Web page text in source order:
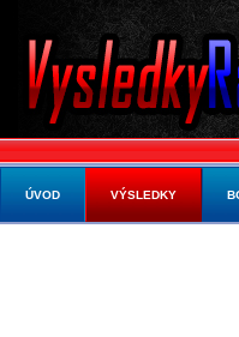
ÚVOD VÝSLEDKY